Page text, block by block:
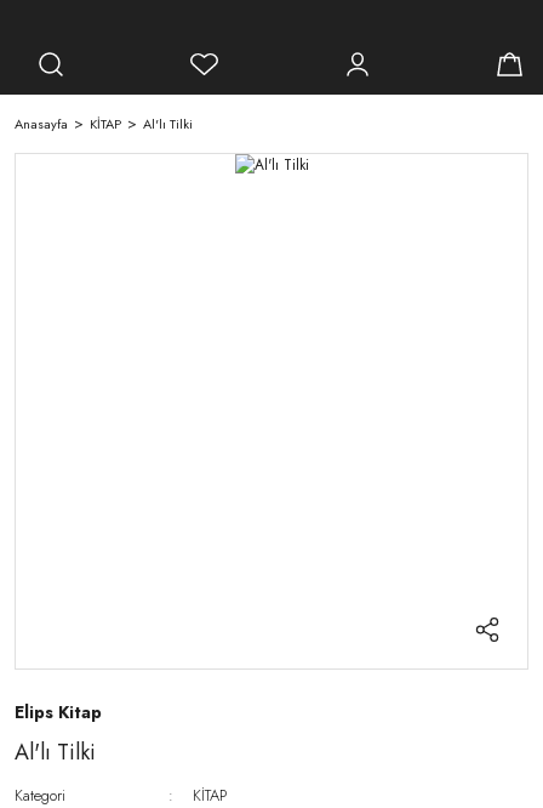
Anasayfa KİTAP Al'lı Tilki
Elips Kitap
Al'lı Tilki
Kategori
KİTAP